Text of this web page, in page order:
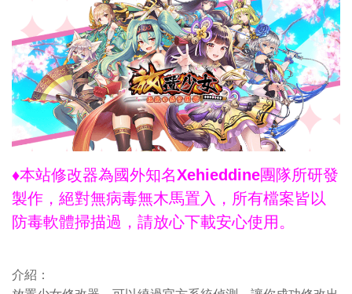
♦本站修改器為國外知名Xehieddine團隊所研發
製作，絕對無病毒無木馬置入，所有檔案皆以
防毒軟體掃描過，請放心下載安心使用。
介紹：